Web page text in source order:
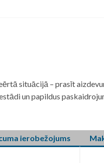
situācijā – prasīt
un papildus
ierobežojums